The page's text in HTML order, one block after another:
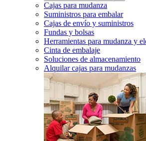
Cajas para mudanza
Suministros para embalar
Cajas de envío y suministros
Fundas y bolsas
Herramientas para mudanza y
Cinta de embalaje
Soluciones de almacenamiento
Alquilar cajas para mudanzas